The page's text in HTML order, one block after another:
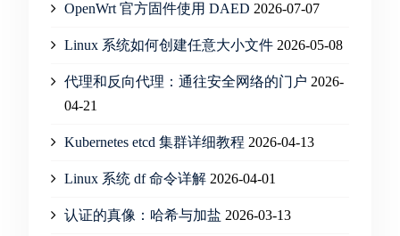
OpenWrt 官方固件使用 DAED 2026-07-07
Linux 系统如何创建任意大小文件 2026-05-08
代理和反向代理：通往安全网络的门户 2026-
04-21
Kubernetes etcd 集群详细教程 2026-04-13
Linux 系统 df 命令详解 2026-04-01
认证的真像：哈希与加盐 2026-03-13